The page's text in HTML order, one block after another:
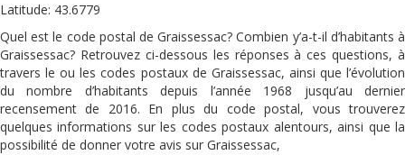
Latitude: 43.6779
Quel est le code postal de Graissessac? Combien y’a-t-il d’habitants à
Graissessac? Retrouvez ci-dessous les réponses à ces questions, à
travers le ou les codes postaux de Graissessac, ainsi que l’évolution
du nombre d’habitants depuis l’année 1968 jusqu’au dernier
recensement de 2016. En plus du code postal, vous trouverez
quelques informations sur les codes postaux alentours, ainsi que la
possibilité de donner votre avis sur Graissessac,